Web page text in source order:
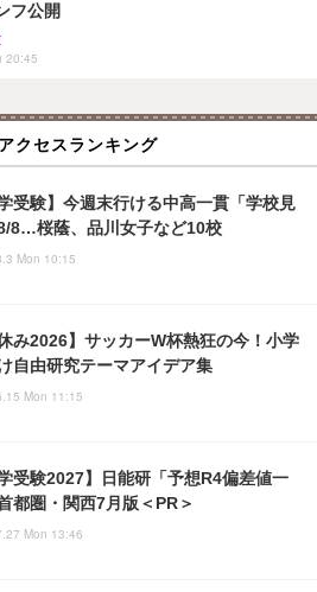
フ公開
20:45
クセスランキング
学受験】今週末行ける中高一貫「学校見
8…桜蔭、品川女子など10校
Mon 10:15
休み2026】サッカーW杯熱狂の今！小学
自由研究テーマアイデア集
Mon 11:15
学受験2027】日能研「予想R4偏差値一
都圏・関西7月版＜PR＞
Mon 13:46